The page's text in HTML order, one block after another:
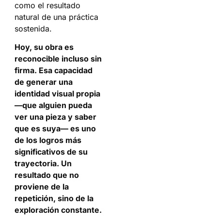
como el resultado
natural de una práctica
sostenida.
Hoy, su obra es
reconocible incluso sin
firma. Esa capacidad
de generar una
identidad visual propia
—que alguien pueda
ver una pieza y saber
que es suya— es uno
de los logros más
significativos de su
trayectoria. Un
resultado que no
proviene de la
repetición, sino de la
exploración constante.